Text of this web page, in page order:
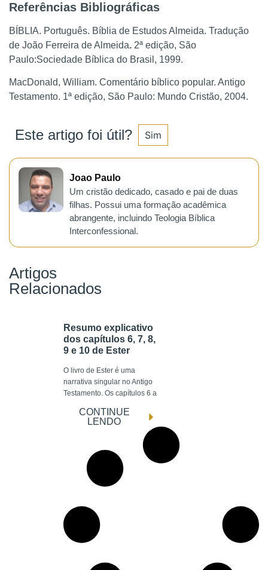
Referências Bibliográficas
BÍBLIA. Português. Bíblia de Estudos Almeida. Tradução
de João Ferreira de Almeida. 2ª edição, São
Paulo:Sociedade Bíblica do Brasil, 1999.
MacDonald, William. Comentário bíblico popular. Antigo
Testamento. 1ª edição, São Paulo: Mundo Cristão, 2004.
Este artigo foi útil? Sim
Joao Paulo
Um cristão dedicado, casado e pai de duas
filhas. Possui uma formação acadêmica
abrangente, incluindo Teologia Bíblica
Interconfessional.
Artigos
Relacionados
Resumo explicativo
dos capítulos 6, 7, 8,
9 e 10 de Ester
O livro de Ester é uma
narrativa singular no Antigo
Testamento. Os capítulos 6 a
CONTINUE
LENDO